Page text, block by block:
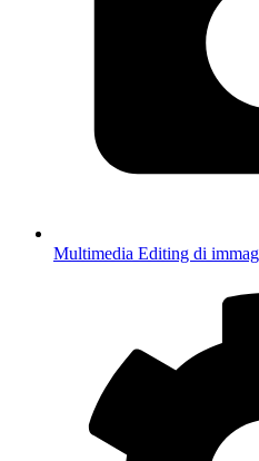
Multimedia Editing di